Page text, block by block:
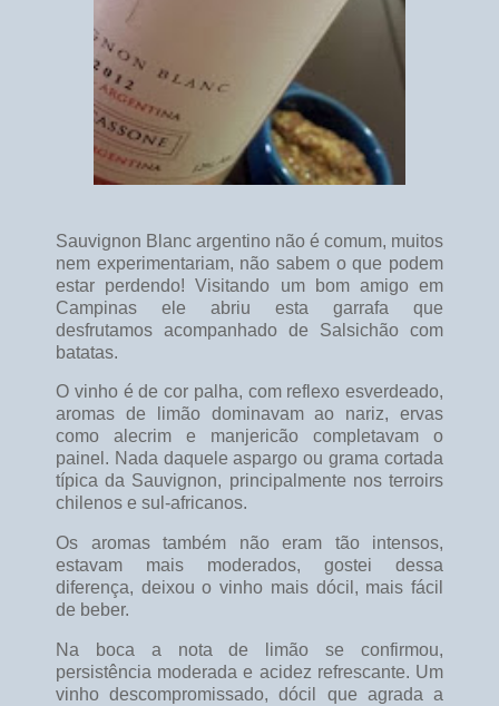
Sauvignon Blanc argentino não é comum, muitos
nem experimentariam, não sabem o que podem
estar perdendo! Visitando um bom amigo em
Campinas ele abriu esta garrafa que
desfrutamos acompanhado de Salsichão com
batatas.
O vinho é de cor palha, com reflexo esverdeado,
aromas de limão dominavam ao nariz, ervas
como alecrim e manjericão completavam o
painel. Nada daquele aspargo ou grama cortada
típica da Sauvignon, principalmente nos terroirs
chilenos e sul-africanos.
Os aromas também não eram tão intensos,
estavam mais moderados, gostei dessa
diferença, deixou o vinho mais dócil, mais fácil
de beber.
Na boca a nota de limão se confirmou,
persistência moderada e acidez refrescante. Um
vinho descompromissado, dócil que agrada a